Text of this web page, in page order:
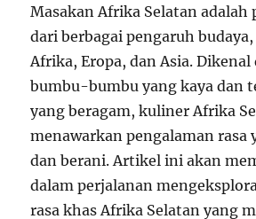
Masakan Afrika Selatan adalah
dari berbagai pengaruh
Afrika, Eropa, dan Asia. Dikenal
bumbu-bumbu yang kaya dan
yang beragam, kuliner Afrika
menawarkan pengalaman rasa
dan berani. Artikel ini akan
dalam perjalanan
rasa khas Afrika Selatan yang